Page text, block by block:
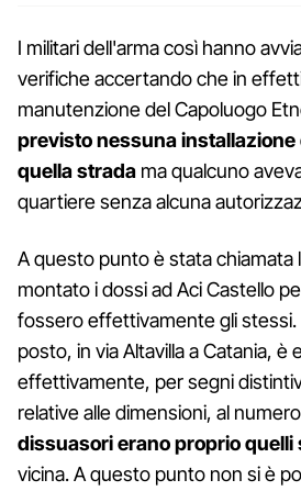
I militari dell'arma così hanno
verifiche accertando che in
manutenzione del Capoluogo
previsto nessuna installazione
quella strada ma qualcuno
quartiere senza alcuna
A questo punto è stata chiamata
montato i dossi ad Aci Castello
fossero effettivamente gli stessi.
posto, in via Altavilla a Catania, è
effettivamente, per segni
relative alle dimensioni, al
dissuasori erano proprio quelli
vicina. A questo punto non si è